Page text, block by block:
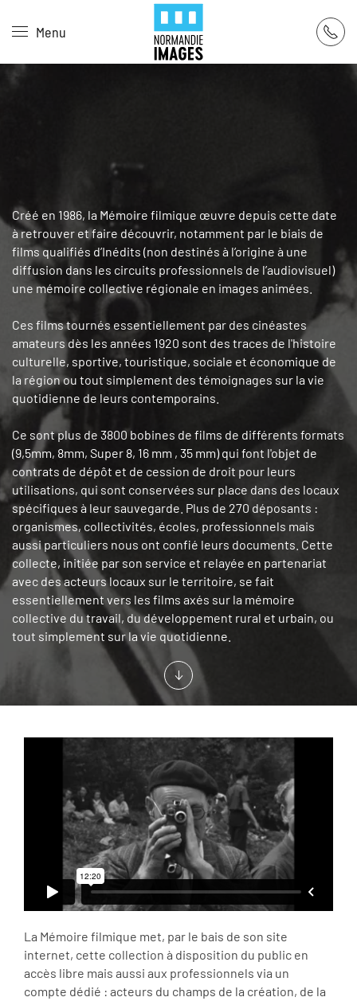
Skip to main content
Menu
Créé en 1986, la Mémoire filmique œuvre depuis cette date
à retrouver et faire découvrir, notamment par le biais de
films qualifiés d’Inédits (non destinés à l’origine à une
diffusion dans les circuits professionnels de l’audiovisuel)
une mémoire collective régionale en images animées.
Ces films tournés essentiellement par des cinéastes
amateurs dès les années 1920 sont des traces de l'histoire
culturelle, sportive, touristique, sociale et économique de
la région ou tout simplement des témoignages sur la vie
quotidienne de leurs contemporains.
Ce sont plus de 3800 bobines de films de différents formats
(9,5mm, 8mm, Super 8, 16 mm , 35 mm) qui font l'objet de
contrats de dépôt et de cession de droit pour leurs
utilisations, qui sont conservées sur place dans des locaux
spécifiques à leur sauvegarde. Plus de 270 déposants :
organismes, collectivités, écoles, professionnels mais
aussi particuliers nous ont confié leurs documents. Cette
collecte, initiée par son service et relayée en partenariat
avec des acteurs locaux sur le territoire, se fait
essentiellement vers les films axés sur la mémoire
collective du travail, du développement rural et urbain, ou
tout simplement sur la vie quotidienne.
La Mémoire filmique met, par le bais de son site
internet, cette collection à disposition du public en
accès libre mais aussi aux professionnels via un
compte dédié : acteurs du champs de la création, de la
Panneau de gestion des cookies